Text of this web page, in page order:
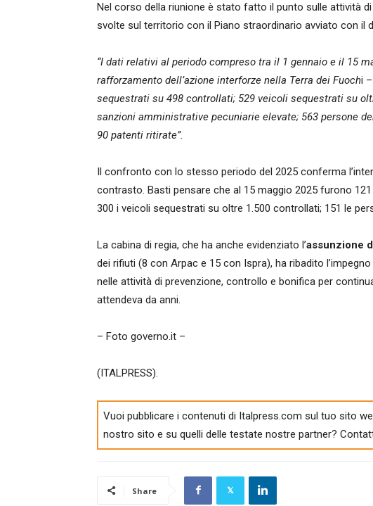
Nel corso della riunione è stato fatto il punto sulle attività
svolte sul territorio con il Piano straordinario avviato con il
“I dati relativi al periodo compreso tra il 1 gennaio e il 15
rafforzamento dell’azione interforze nella Terra dei Fuochi
sequestrati su 498 controllati; 529 veicoli sequestrati su
sanzioni amministrative pecuniarie elevate; 563 persone
90 patenti ritirate”.
Il confronto con lo stesso periodo del 2025 conferma
contrasto. Basti pensare che al 15 maggio 2025 furono
300 i veicoli sequestrati su oltre 1.500 controllati; 151 le
La cabina di regia, che ha anche evidenziato l’assunzione
dei rifiuti (8 con Arpac e 15 con Ispra), ha ribadito
nelle attività di prevenzione, controllo e bonifica per
attendeva da anni.
– Foto governo.it –
(ITALPRESS).
Vuoi pubblicare i contenuti di Italpress.com sul tuo sito
nostro sito e su quelli delle testate nostre partner?
Share